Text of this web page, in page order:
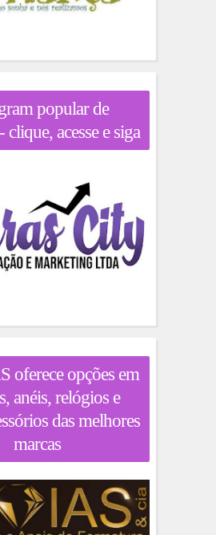
popular de
clique, acesse e siga
oferece opções em
anéis, relógios e
das melhores
marcas